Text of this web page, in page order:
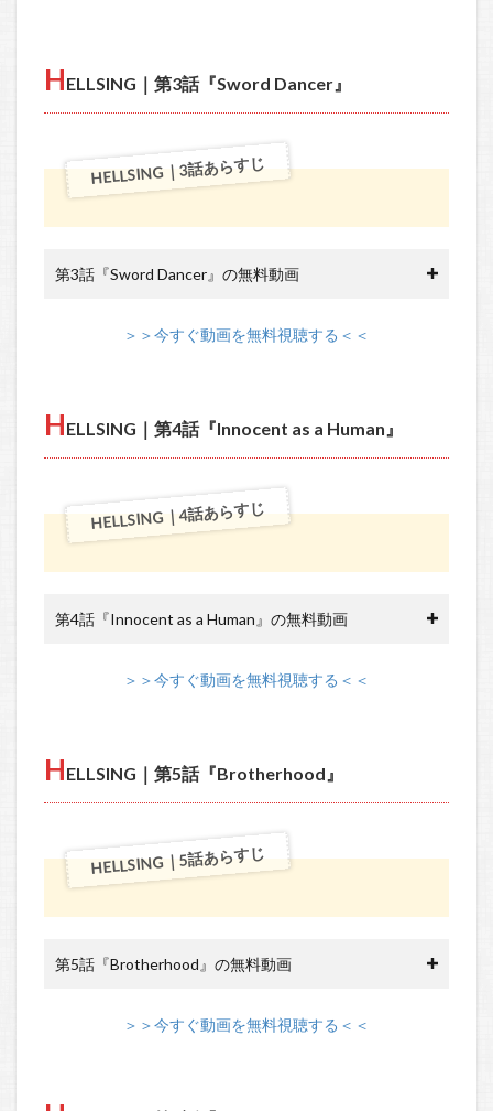
HELLSING｜第3話『Sword Dancer』
HELLSING｜3話あらすじ
第3話『Sword Dancer』の無料動画
＞＞今すぐ動画を無料視聴する＜＜
HELLSING｜第4話『Innocent as a Human』
HELLSING｜4話あらすじ
第4話『Innocent as a Human』の無料動画
＞＞今すぐ動画を無料視聴する＜＜
HELLSING｜第5話『Brotherhood』
HELLSING｜5話あらすじ
第5話『Brotherhood』の無料動画
＞＞今すぐ動画を無料視聴する＜＜